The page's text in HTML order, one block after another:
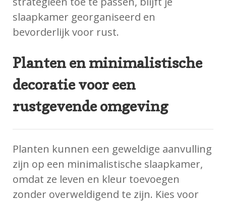
slaapkamer georganiseerd en
bevorderlijk voor rust.
Planten en minimalistische
decoratie voor een
rustgevende omgeving
Planten kunnen een geweldige aanvulling
zijn op een minimalistische slaapkamer,
omdat ze leven en kleur toevoegen
zonder overweldigend te zijn. Kies voor